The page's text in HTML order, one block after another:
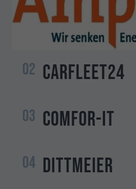
02 CarFleet24
03 ComFor-IT
04 Dittmeier